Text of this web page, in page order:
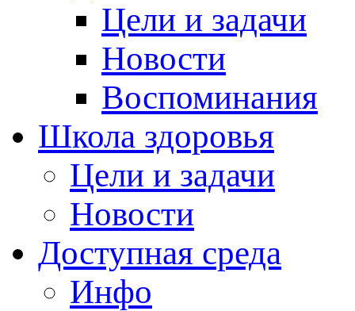
Цели и задачи
Новости
Воспоминания
Школа здоровья
Цели и задачи
Новости
Доступная среда
Инфо